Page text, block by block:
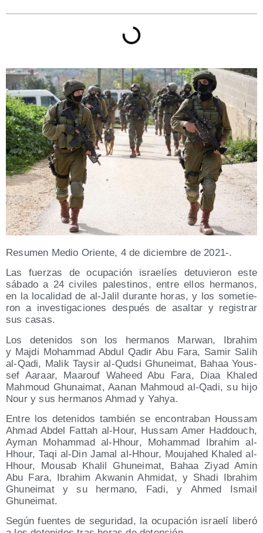
Resu­men Medio Orien­te, 4 de diciem­bre de 2021-.
Las fuer­zas de ocu­pa­ción israe­líes detu­vie­ron este
sába­do a 24 civi­les pales­ti­nos, entre ellos her­ma­nos,
en la loca­li­dad de al-Jalil duran­te horas, y los some­tie­
ron a inves­ti­ga­cio­nes des­pués de asal­tar y regis­trar
sus casas.
Los dete­ni­dos son los her­ma­nos Mar­wan, Ibrahim
y Maj­di Moham­mad Abdul Qadir Abu Fara, Samir Salih
al-Qadi, Malik Tay­sir al-Qud­si Ghu­nei­mat, Bahaa Yous­
sef Aaraar, Maa­rouf Waheed Abu Fara, Diaa Kha­led
Mah­moud Ghu­nai­mat, Aanan Mah­moud al-Qadi, su hijo
Nour y sus her­ma­nos Ahmad y Yahya.
Entre los dete­ni­dos tam­bién se encon­tra­ban Hous­sam
Ahmad Abdel Fat­tah al-Hour, Hus­sam Amer Had­douch,
Ayman Moham­mad al-Hhour, Moham­mad Ibrahim al-
Hhour, Taqi al-Din Jamal al-Hhour, Mou­jahed Kha­led al-
Hhour, Mou­sab Kha­lil Ghu­nei­mat, Bahaa Ziyad Amin
Abu Fara, Ibrahim Akwa­nin Ahmi­dat, y Sha­di Ibrahim
Ghu­nei­mat y su her­mano, Fadi, y Ahmed Ismail
Ghuneimat.
Según fuen­tes de segu­ri­dad, la ocu­pa­ción israe­lí libe­ró